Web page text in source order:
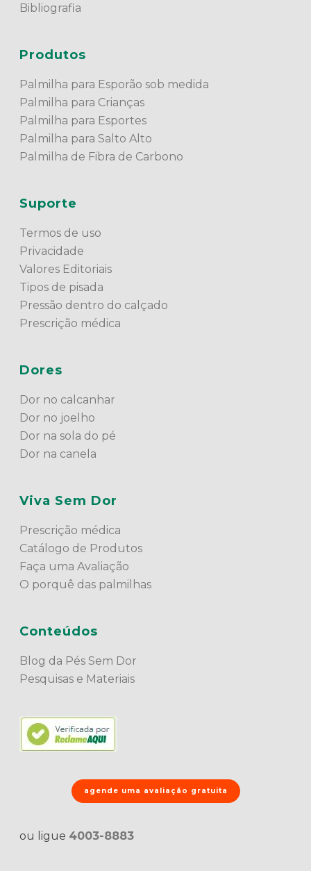
Bibliografia
Produtos
Palmilha para Esporão sob medida
Palmilha para Crianças
Palmilha para Esportes
Palmilha para Salto Alto
Palmilha de Fibra de Carbono
Suporte
Termos de uso
Privacidade
Valores Editoriais
Tipos de pisada
Pressão dentro do calçado
Prescrição médica
Dores
Dor no calcanhar
Dor no joelho
Dor na sola do pé
Dor na canela
Viva Sem Dor
Prescrição médica
Catálogo de Produtos
Faça uma Avaliação
O porquê das palmilhas
Conteúdos
Blog da Pés Sem Dor
Pesquisas e Materiais
agende uma avaliação gratuita
ou ligue 4003-8883